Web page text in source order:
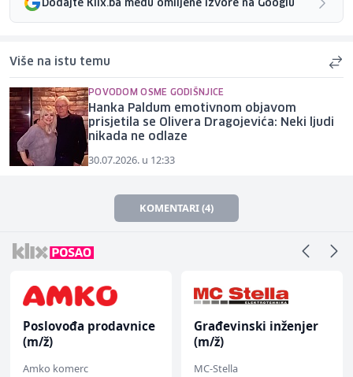
Dodajte Klix.ba među omiljene izvore na Googlu
Više na istu temu
POVODOM OSME GODIŠNJICE
Hanka Paldum emotivnom objavom
prisjetila se Olivera Dragojevića: Neki ljudi
nikada ne odlaze
30.07.2026. u 12:33
KOMENTARI (4)
Poslovođa prodavnice
(m/ž)
Amko komerc
Građevinski inženjer
(m/ž)
MC-Stella